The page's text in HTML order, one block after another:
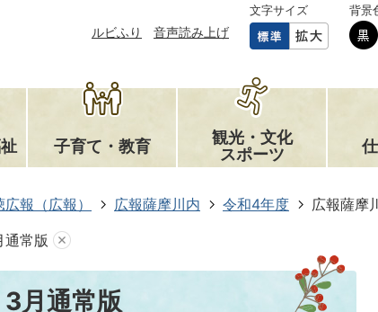
ルビふり 音声読み上げ
文字サイズ 背景
子育て・教育
観光・文化
スポーツ
広報（広報） 広報薩摩川内 令和4年度 広報薩摩
常版
月通常版